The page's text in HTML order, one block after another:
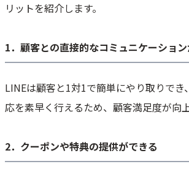
リットを紹介します。
1．顧客との直接的なコミュニケーショ
LINEは顧客と1対1で簡単にやり取りでき
応を素早く行えるため、顧客満足度が向上
2．クーポンや特典の提供ができる